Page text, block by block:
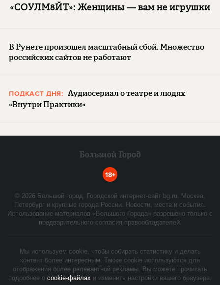
«СОУЛМ8ЙТ»: Женщины — вам не игрушки
В Рунете произошел масштабный сбой. Множество
российских сайтов не работают
ПОДКАСТ ДНЯ: Аудиосериал о театре и людях
«Внутри Практики»
18+
© 2026 Большой город. Городской интернет-сайт bg.ru. Москва,
Петербург и крупные города России. Новости, места и события.
Использование материалов «Большого Города» разрешено только с
предварительного согласия правообладателей.
Мы используем cookie, чтобы собирать статистику и делать
контент более интересным. Также cookie используются для
отображения более релевантной рекламы. Вы можете прочитать
подробнее о cookie-файлах и изменить настройки вашего браузера.